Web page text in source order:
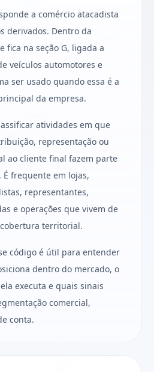
a comércio atacadista
derivados. Dentro da
fica na seção G, ligada a
veículos automotores e
ser usado quando essa é a
da empresa.
atividades em que
representação ou
ao cliente final fazem parte
frequente em lojas,
representantes,
e operações que vivem de
territorial.
código é útil para entender
dentro do mercado, o
executa e quais sinais
comercial,
conta.